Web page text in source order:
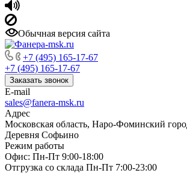
Обычная версия сайта
+7 (495) 165-17-67
+7 (495) 165-17-67
Заказать звонок
E-mail
sales@fanera-msk.ru
Адрес
Московская область, Наро-Фоминский
Деревня Софьино
Режим работы
Офис: Пн-Пт 9:00-18:00
Отгрузка со склада Пн-Пт 7:00-23:00